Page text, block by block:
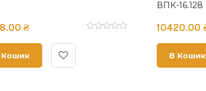
2820.00 ₴